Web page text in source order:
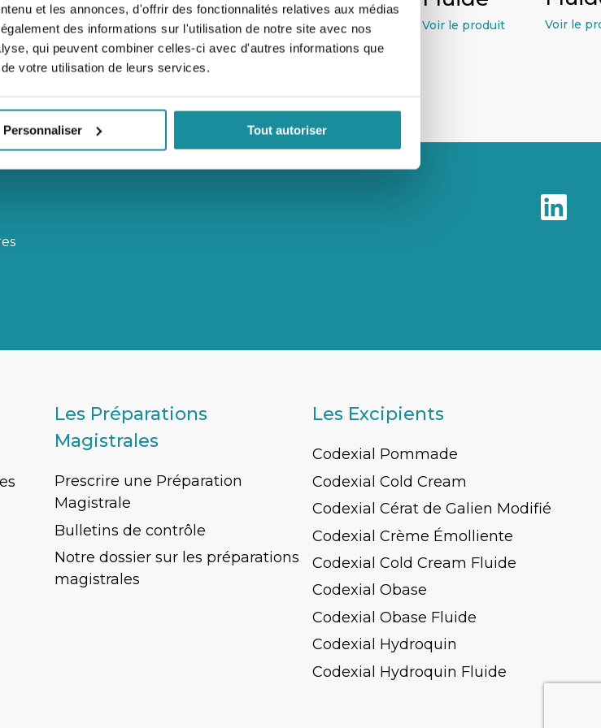
et les annonces, d'offrir des fonctionnalités relatives aux médias
des informations sur l'utilisation de notre site avec nos
qui peuvent combiner celles-ci avec d'autres informations que
votre utilisation de leurs services.
Personnaliser Tout autoriser
Voir le produit Voir le
Les Préparations
Magistrales
Prescrire une Préparation
Magistrale
Bulletins de contrôle
Notre dossier sur les préparations
magistrales
Les Excipients
Codexial Pommade
Codexial Cold Cream
Codexial Cérat de Galien Modifié
Codexial Crème Émolliente
Codexial Cold Cream Fluide
Codexial Obase
Codexial Obase Fluide
Codexial Hydroquin
Codexial Hydroquin Fluide